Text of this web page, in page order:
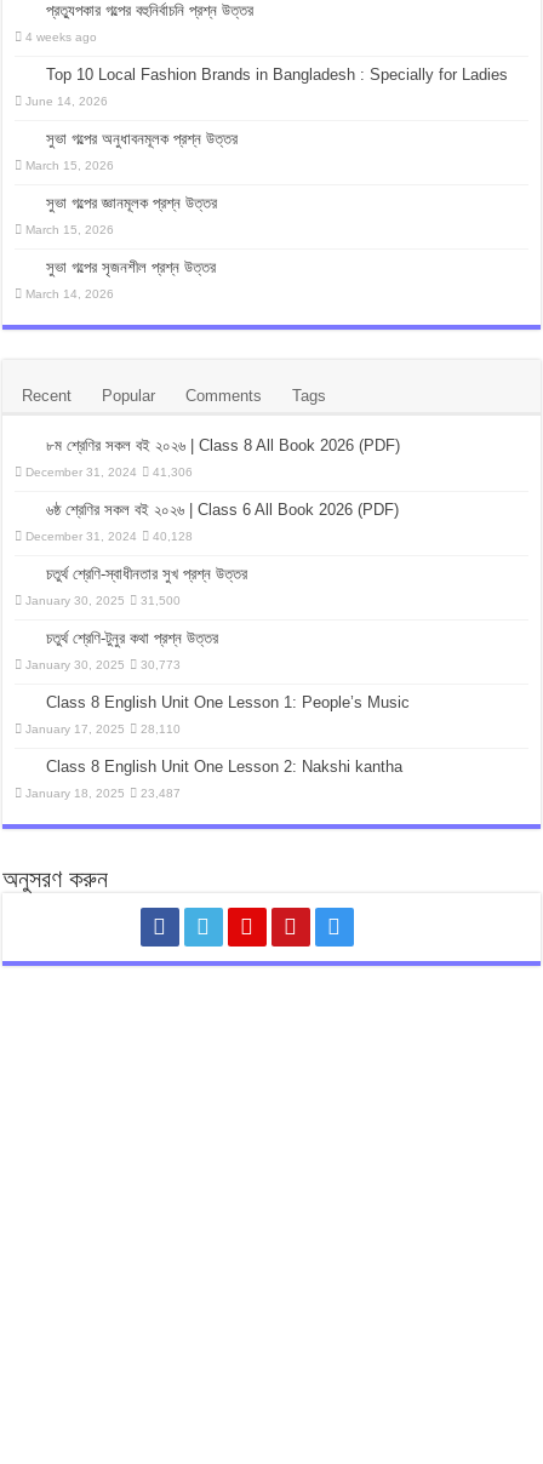
প্রত্যুপকার গল্পের বহুনির্বাচনি প্রশ্ন উত্তর
4 weeks ago
Top 10 Local Fashion Brands in Bangladesh : Specially for Ladies
June 14, 2026
সুভা গল্পের অনুধাবনমূলক প্রশ্ন উত্তর
March 15, 2026
সুভা গল্পের জ্ঞানমূলক প্রশ্ন উত্তর
March 15, 2026
সুভা গল্পের সৃজনশীল প্রশ্ন উত্তর
March 14, 2026
Recent Popular Comments Tags
৮ম শ্রেণির সকল বই ২০২৬ | Class 8 All Book 2026 (PDF)
December 31, 2024 41,306
৬ষ্ঠ শ্রেণির সকল বই ২০২৬ | Class 6 All Book 2026 (PDF)
December 31, 2024 40,128
চতুর্থ শ্রেণি-স্বাধীনতার সুখ প্রশ্ন উত্তর
January 30, 2025 31,500
চতুর্থ শ্রেণি-টুনুর কথা প্রশ্ন উত্তর
January 30, 2025 30,773
Class 8 English Unit One Lesson 1: People’s Music
January 17, 2025 28,110
Class 8 English Unit One Lesson 2: Nakshi kantha
January 18, 2025 23,487
অনুসরণ করুন